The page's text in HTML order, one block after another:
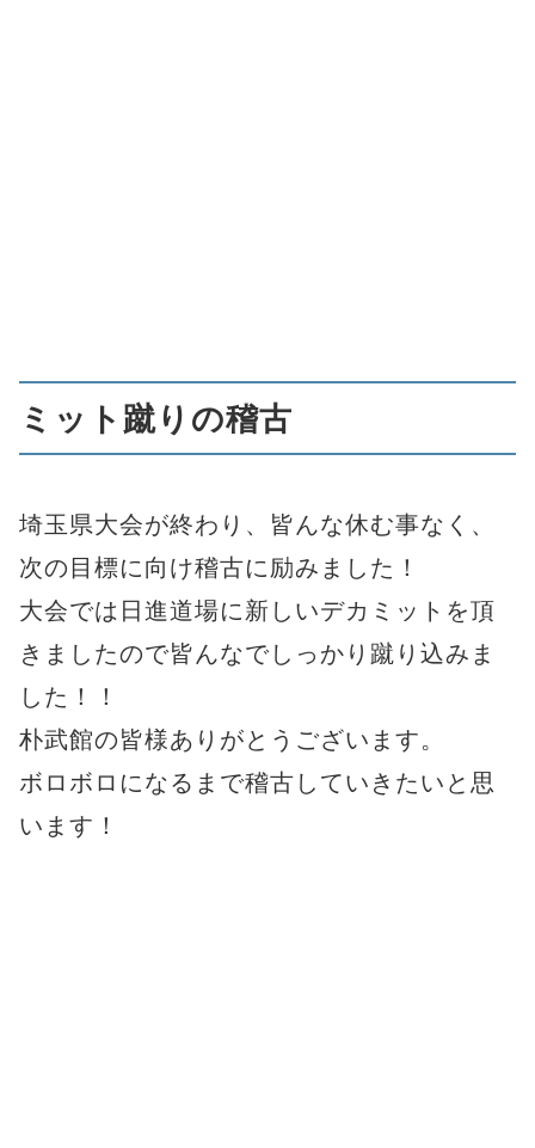
ミット蹴りの稽古
埼玉県大会が終わり、皆んな休む事なく、
次の目標に向け稽古に励みました！
大会では日進道場に新しいデカミットを頂
きましたので皆んなでしっかり蹴り込みま
した！！
朴武館の皆様ありがとうございます。
ボロボロになるまで稽古していきたいと思
います！